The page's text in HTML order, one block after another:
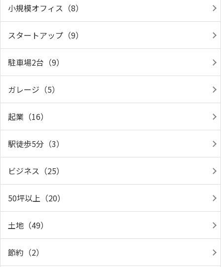
小規模オフィス（8）
スタートアップ（9）
駐車場2台（9）
ガレージ（5）
起業（16）
駅徒歩5分（3）
ビジネス（25）
50坪以上（20）
土地（49）
節約（2）